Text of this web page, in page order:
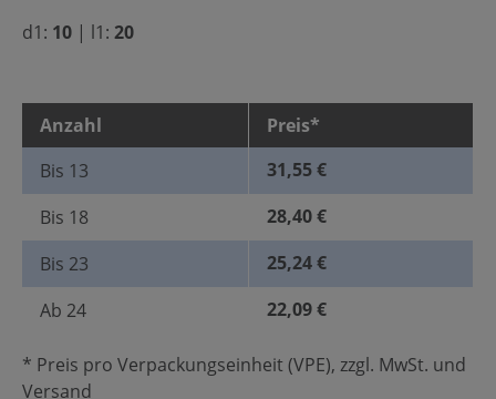
d1: 10 | l1: 20
Anzahl
Preis*
Bis 13
31,55 €
Bis 18
28,40 €
Bis 23
25,24 €
Ab 24 22,09 €
* Preis pro Verpackungseinheit (VPE), zzgl. MwSt. und
Versand